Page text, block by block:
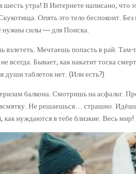
шесть утра! В Интернете написано, что
Опять это тело беспокоит.
нужны силы — для Поиска.
взлететь. Мечтаешь попасть в рай.
всегда. Бывает, как накатит тоска
души таблеток нет. (Или есть?)
балкона. Смотришь на асфальт.
Не решаешься… страшно.
как нуждаются в тебе близкие. Весь